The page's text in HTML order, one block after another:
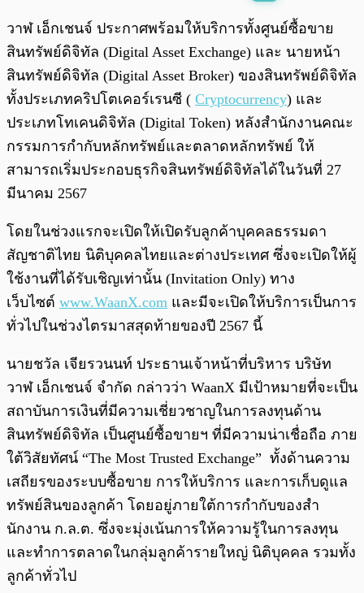
พร้อมเล่น 0:00/
วาฬ เอ็กเชนจ์ ประกาศพร้อมให้บริการทั้งศูนย์ซื้อขาย
สินทรัพย์ดิจิทัล (Digital Asset Exchange) และ นายหน้า
สินทรัพย์ดิจิทัล (Digital Asset Broker) ของสินทรัพย์ดิจิทัล
ทั้งประเภทคริปโตเคอร์เรนซี ( Cryptocurrency) และ
ประเภทโทเคนดิจิทัล (Digital Token) หลังสํานักงานคณะ
กรรมการกํากับหลักทรัพย์และตลาดหลักทรัพย์ ให้
สามารถเริ่มประกอบธุรกิจสินทรัพย์ดิจิทัลได้ในวันที่ 27
มีนาคม 2567
โดยในช่วงแรกจะเปิดให้เปิดรับลูกค้าบุคคลธรรมดา
สัญชาติไทย นิติบุคคลไทยและต่างประเทศ ซึ่งจะเปิดให้ผู้
ใช้งานที่ได้รับเชิญเท่านั้น (Invitation Only) ทาง
เว็บไซต์ www.WaanX.com และมีจะเปิดให้บริการเป็นการ
ทั่วไปในช่วงไตรมาสสุดท้ายของปี 2567 นี้
นายชวัล เจียรวนนท์ ประธานเจ้าหน้าที่บริหาร บริษัท
วาฬ เอ็กเชนจ์ จำกัด กล่าวว่า WaanX มีเป้าหมายที่จะเป็น
สถาบันการเงินที่มีความเชี่ยวชาญในการลงทุนด้าน
สินทรัพย์ดิจิทัล เป็นศูนย์ซื้อขายฯ ที่มีความน่าเชื่อถือ ภาย
ใต้วิสัยทัศน์ “The Most Trusted Exchange” ทั้งด้านความ
เสถียรของระบบซื้อขาย การให้บริการ และการเก็บดูแล
ทรัพย์สินของลูกค้า โดยอยู่ภายใต้การกำกับของสํา
นักงาน ก.ล.ต. ซึ่งจะมุ่งเน้นการให้ความรู้ในการลงทุน
และทำการตลาดในกลุ่มลูกค้ารายใหญ่ นิติบุคคล รวมทั้ง
ลูกค้าทั่วไป